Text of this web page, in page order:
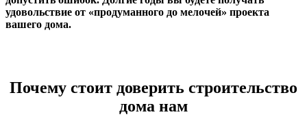
удовольствие от «продуманного до мелочей» проекта
вашего дома.
Почему стоит доверить строительство
дома нам